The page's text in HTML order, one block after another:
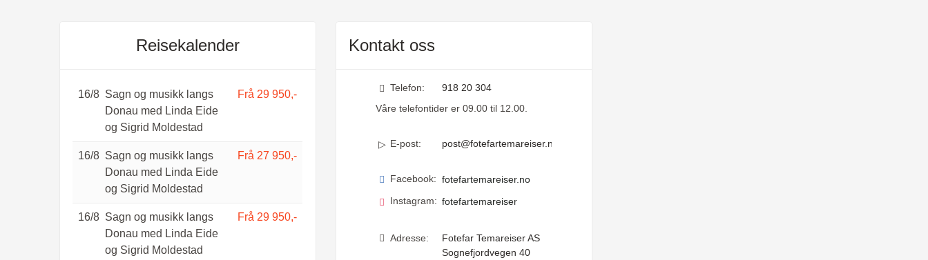
Reisekalender
16/8 Sagn og musikk langs
Donau med Linda Eide
og Sigrid Moldestad
Frå 29 950,-
16/8 Sagn og musikk langs
Donau med Linda Eide
og Sigrid Moldestad
Frå 27 950,-
16/8 Sagn og musikk langs
Donau med Linda Eide
og Sigrid Moldestad
Frå 29 950,-
Kontakt oss
Telefon:
918 20 304
Våre telefontider er 09.00 til 12.00.
E-post: post@fotefartemareiser.no
Facebook: fotefartemareiser.no
Instagram: fotefartemareiser
Adresse:
Fotefar Temareiser AS
Sognefjordvegen 40